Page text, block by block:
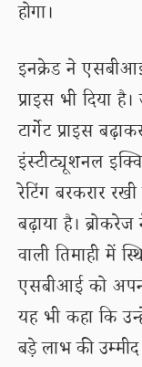
होगा।
इनक्रेड ने
प्राइस भी दिया
टार्गेट प्राइस
इंस्टीट्यूशनल
रेटिंग बरकरार
बढ़ाया है।
वाली तिमाही में
एसबीआई को
यह भी कहा कि
बड़े लाभ की उम्मीद